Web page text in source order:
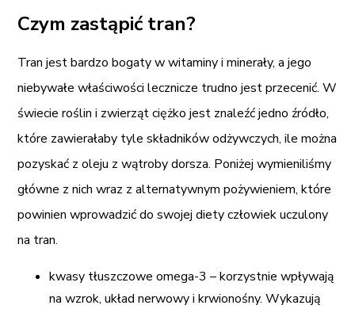
Czym zastąpić tran?
Tran jest bardzo bogaty w witaminy i minerały, a jego
niebywałe właściwości lecznicze trudno jest przecenić. W
świecie roślin i zwierząt ciężko jest znaleźć jedno źródło,
które zawierałaby tyle składników odżywczych, ile można
pozyskać z oleju z wątroby dorsza. Poniżej wymieniliśmy
główne z nich wraz z alternatywnym pożywieniem, które
powinien wprowadzić do swojej diety człowiek uczulony
na tran.
kwasy tłuszczowe omega-3 – korzystnie wpływają
na wzrok, układ nerwowy i krwionośny. Wykazują